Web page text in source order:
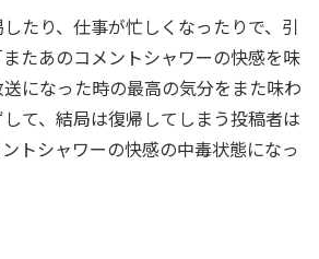
たり、仕事が忙しくなったりで、引
たあのコメントシャワーの快感を味
になった時の最高の気分をまた味わ
て、結局は復帰してしまう投稿者は
トシャワーの快感の中毒状態になっ